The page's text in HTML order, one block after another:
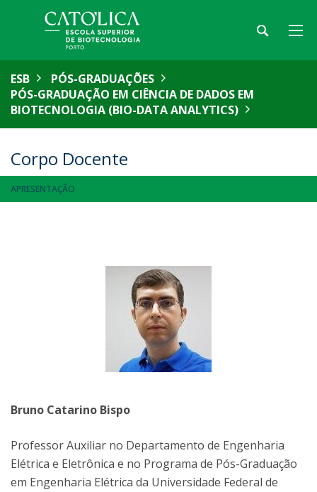
ESB
PÓS-GRADUAÇÕES
PÓS-GRADUAÇÃO EM CIÊNCIA DE DADOS EM
BIOTECNOLOGIA (BIO-DATA ANALYTICS)
Corpo Docente
APRESENTAÇÃO
Bruno Catarino Bispo
Professor Auxiliar no Departamento de Engenharia
Elétrica e Eletrônica e no Programa de Pós-Graduação
em Engenharia Elétrica da Universidade Federal de